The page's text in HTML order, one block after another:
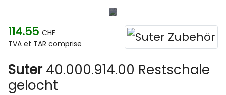
114.55 CHF
TVA et TAR comprise
Suter 40.000.914.00 Restschale
gelocht